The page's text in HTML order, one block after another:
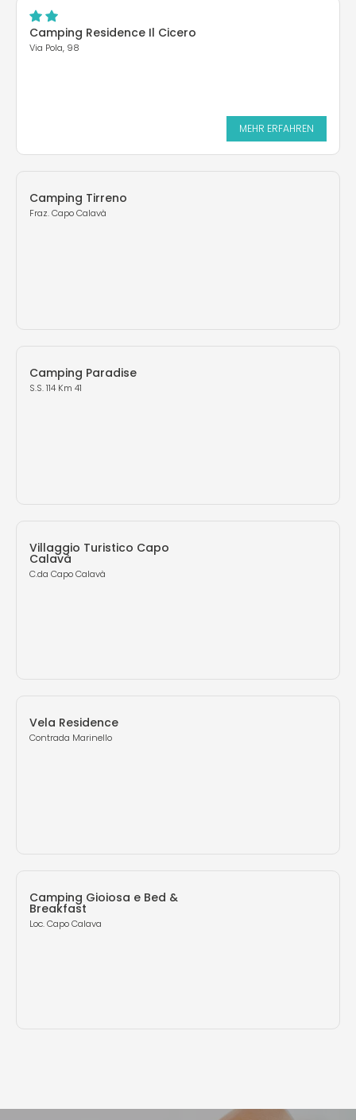
Camping Residence Il Cicero
Via Pola, 98
MEHR ERFAHREN
Camping Tirreno
Fraz. Capo Calavà
Camping Paradise
S.S. 114 Km 41
Villaggio Turistico Capo
Calavà
C.da Capo Calavà
Vela Residence
Contrada Marinello
Camping Gioiosa e Bed &
Breakfast
Loc. Capo Calava